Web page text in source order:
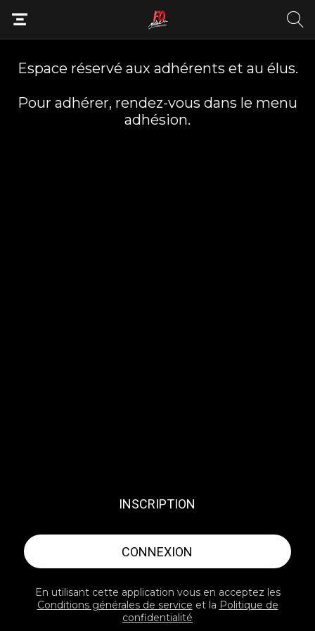
Espace réservé aux adhérents et au élus.
Pour adhérer, rendez-vous dans le menu
adhésion.
INSCRIPTION
CONNEXION
En utilisant cette application vous en acceptez les
Conditions générales de service et la Politique de
confidentialité